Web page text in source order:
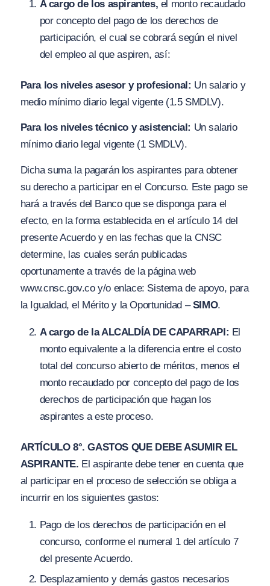
A cargo de los aspirantes, el monto recaudado
por concepto del pago de los derechos de
participación, el cual se cobrará según el nivel
del empleo al que aspiren, así:
Para los niveles asesor y profesional: Un salario y
medio mínimo diario legal vigente (1.5 SMDLV).
Para los niveles técnico y asistencial: Un salario
mínimo diario legal vigente (1 SMDLV).
Dicha suma la pagarán los aspirantes para obtener
su derecho a participar en el Concurso. Este pago se
hará a través del Banco que se disponga para el
efecto, en la forma establecida en el artículo 14 del
presente Acuerdo y en las fechas que la CNSC
determine, las cuales serán publicadas
oportunamente a través de la página web
www.cnsc.gov.coy/o enlace: Sistema de apoyo, para
la Igualdad, el Mérito y la Oportunidad –SIMO.
A cargo de la ALCALDÍA DE CAPARRAPI: El
monto equivalente a la diferencia entre el costo
total del concurso abierto de méritos, menos el
monto recaudado por concepto del pago de los
derechos de participación que hagan los
aspirantes a este proceso.
ARTÍCULO 8°. GASTOS QUE DEBE ASUMIR EL
ASPIRANTE. El aspirante debe tener en cuenta que
al participar en el proceso de selección se obliga a
incurrir en los siguientes gastos:
Pago de los derechos de participación en el
concurso, conforme el numeral 1 del artículo 7
del presente Acuerdo.
Desplazamiento y demás gastos necesarios